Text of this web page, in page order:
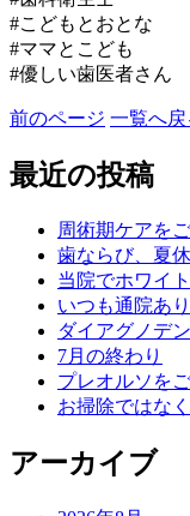
#こどもとおとな
#ママとこども
#優しい歯医者さん
前のページ 一覧へ戻
最近の投稿
周術期ケアを
歯ならび、夏
当院でホワイ
いつも通院あ
ダイアグノデ
7月の終わり
プレオルソを
お掃除ではな
アーカイブ